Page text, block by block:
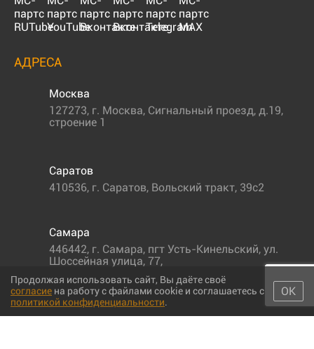
АДРЕСА
Москва
127273, г. Москва, Сигнальный проезд, д.19,
строение 1
Саратов
410536, г. Саратов, Вольский тракт, 39с2
Самара
446442, г. Самара, пгт Усть-Кинельский, ул.
Шоссейная улица, 77,
Продолжая использовать сайт, Вы даёте своё
согласие на работу с файлами cookie и соглашаетесь с
политикой конфиденциальности.
ОК